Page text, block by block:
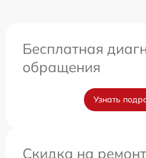
Бесплатная
обращения
Узнать
Скидка на